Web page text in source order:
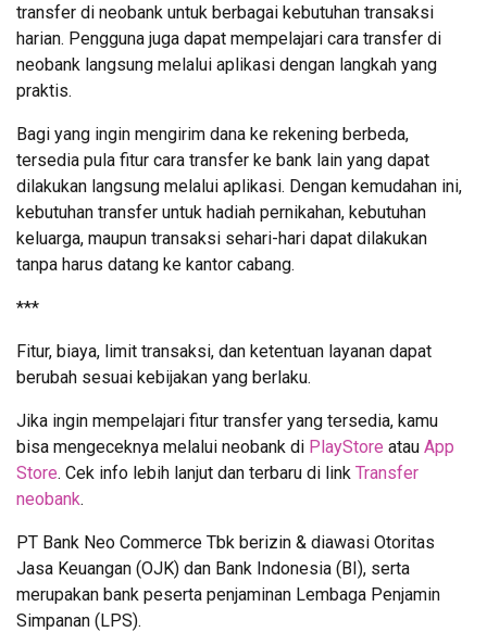
transfer di neobank untuk berbagai kebutuhan transaksi
harian. Pengguna juga dapat mempelajari cara transfer di
neobank langsung melalui aplikasi dengan langkah yang
praktis.
Bagi yang ingin mengirim dana ke rekening berbeda,
tersedia pula fitur cara transfer ke bank lain yang dapat
dilakukan langsung melalui aplikasi. Dengan kemudahan ini,
kebutuhan transfer untuk hadiah pernikahan, kebutuhan
keluarga, maupun transaksi sehari-hari dapat dilakukan
tanpa harus datang ke kantor cabang.
***
Fitur, biaya, limit transaksi, dan ketentuan layanan dapat
berubah sesuai kebijakan yang berlaku.
Jika ingin mempelajari fitur transfer yang tersedia, kamu
bisa mengeceknya melalui neobank di PlayStore atau App
Store. Cek info lebih lanjut dan terbaru di link Transfer
neobank.
PT Bank Neo Commerce Tbk berizin & diawasi Otoritas
Jasa Keuangan (OJK) dan Bank Indonesia (BI), serta
merupakan bank peserta penjaminan Lembaga Penjamin
Simpanan (LPS).⁣